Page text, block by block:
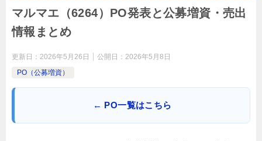
マルマエ（6264）PO発表と公募増資・売出
情報まとめ
更新日： 2026年5月26日 公開日： 2026年5月8日
PO（公募増資）
← PO一覧はこちら